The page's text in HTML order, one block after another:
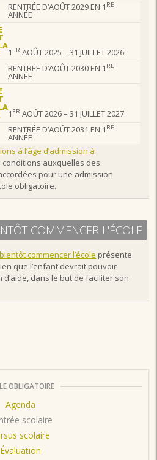
RENTRÉE D’AOÛT 2029 EN 1 RE
ANNÉE
1 ER AOÛT 2025 – 31 JUILLET 2026
RENTRÉE D’AOÛT 2030 EN 1 RE
ANNÉE
1 ER AOÛT 2026 – 31 JUILLET 2027
RENTRÉE D’AOÛT 2031 EN 1 RE
ANNÉE
à l’âge d’admission à
conditions auxquelles des
pour une admission
obligatoire.
COMMENCER L'ÉCOLE
commencer l’école présente
que l’enfant devrait pouvoir
d’aide, dans le but de faciliter son
OBLIGATOIRE
Agenda
scolaire
scolaire
Évaluation